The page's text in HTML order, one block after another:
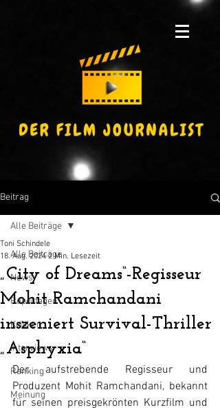
Beitrag
Alle Beiträge
News
Reportagen
Kritiken
Interviews
Ranking
Meinung
Alle Beiträge
„City of Dreams“-Regisseur
Mohit Ramchandani
inszeniert Survival-Thriller
„Asphyxia“
Toni Schindele
18. Aug. 2024 2 Min. Lesezeit
Der aufstrebende Regisseur und
Produzent Mohit Ramchandani, bekannt
für seinen preisgekrönten Kurzfilm und